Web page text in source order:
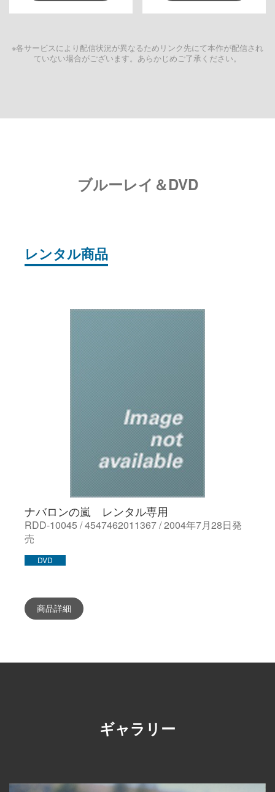
※各サービスにより配信状況が異なるためリンク先にて本作が配信され
ていない場合がございます。あらかじめご了承ください。
ブルーレイ＆DVD
レンタル商品
ナバロンの嵐 レンタル専用
RDD-10045 / 4547462011367 / 2004年7月28日発
売
DVD
商品詳細
ギャラリー